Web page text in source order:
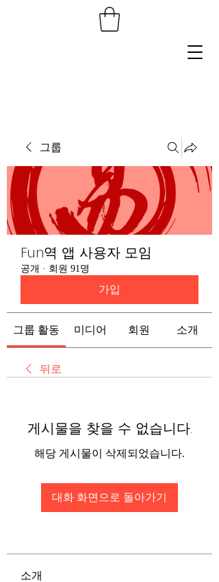
그룹
Fun역 앱 사용자 모임
공개 · 회원 91명
가입
그룹 활동 미디어 회원 소개
뒤로
게시물을 찾을 수 없습니다.
해당 게시물이 삭제되었습니다.
대화 화면으로 돌아가기
소개